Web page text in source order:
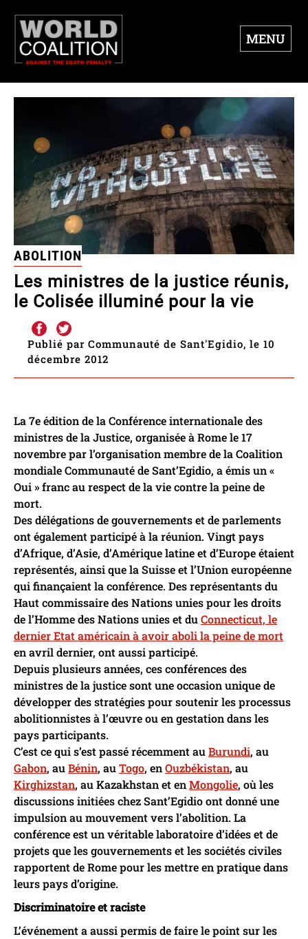
MENU
Les ministres de la justice réunis,
le Colisée illuminé pour la vie
ABOLITION
Publié par Communauté de Sant'Egidio, le 10
décembre 2012
La 7e édition de la Conférence internationale des
ministres de la Justice, organisée à Rome le 17
novembre par l’organisation membre de la Coalition
mondiale Communauté de Sant’Egidio, a émis un «
Oui » franc au respect de la vie contre la peine de
mort.
Des délégations de gouvernements et de parlements
ont également participé à la réunion. Vingt pays
d’Afrique, d’Asie, d’Amérique latine et d’Europe étaient
représentés, ainsi que la Suisse et l’Union européenne
qui finançaient la conférence. Des représentants du
Haut commissaire des Nations unies pour les droits
de l’Homme des Nations unies et duConnecticut, le
dernier Etat américain à avoir aboli la peine de mort
en avril dernier, ont aussi participé.
Depuis plusieurs années, ces conférences des
ministres de la justice sont une occasion unique de
développer des stratégies pour soutenir les processus
abolitionnistes à l’œuvre ou en gestation dans les
pays participants.
C’est ce qui s’est passé récemment auBurundi, au
Gabon, auBénin, auTogo, enOuzbékistan, au
Kirghizstan, au Kazakhstan et enMongolie, où les
discussions initiées chez Sant’Egidio ont donné une
impulsion au mouvement vers l’abolition. La
conférence est un véritable laboratoire d’idées et de
projets que les gouvernements et les sociétés civiles
rapportent de Rome pour les mettre en pratique dans
leurs pays d’origine.
Discriminatoire et raciste
L’événement a aussi permis de faire le point sur les